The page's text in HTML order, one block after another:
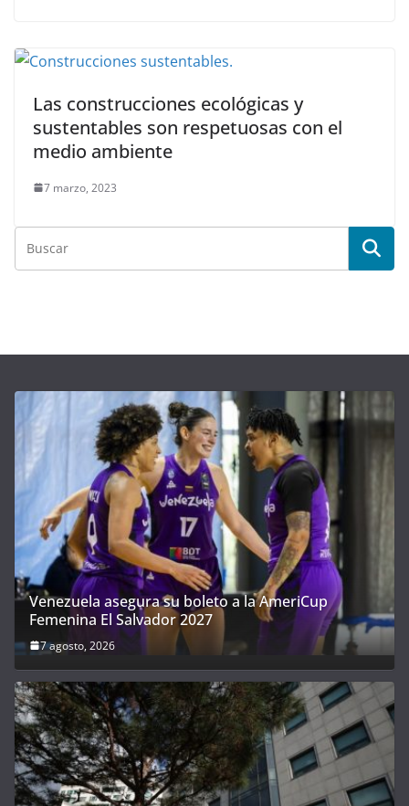
Las construcciones ecológicas y
sustentables son respetuosas con el
medio ambiente
7 marzo, 2023
Venezuela asegura su boleto a la AmeriCup
Femenina El Salvador 2027
7 agosto, 2026